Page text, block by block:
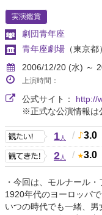
実演鑑賞
劇団青年座
青年座劇場 （東京都）
2006/12/20 (水) ～
上演時間：
公式サイト： http://
※正式な公演情報は
1人 / 3.0
2人 / 3.0
・今回は、モルナール
1920年代のヨーロッパ
いつの時代でも一緒、